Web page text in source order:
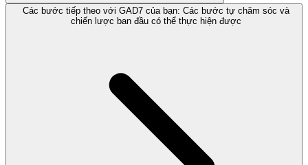
Các bước tiếp theo với GAD7 của bạn: Các bước tự chăm sóc và
chiến lược ban đầu có thể thực hiện được